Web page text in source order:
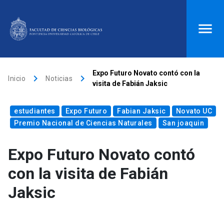
Donaciones launch
Mi portal UC launch Correo launch
search
Inicio
Quiénes somos
Inicio keyboard_arrow_right Noticias keyboard_arrow_right
Expo Futuro Novato contó con la
visita de Fabián Jaksic
estudiantes Expo Futuro Fabian Jaksic
Novato UC
Premio Nacional de Ciencias Naturales
San joaquin
Expo Futuro Novato contó
con la visita de Fabián
Jaksic